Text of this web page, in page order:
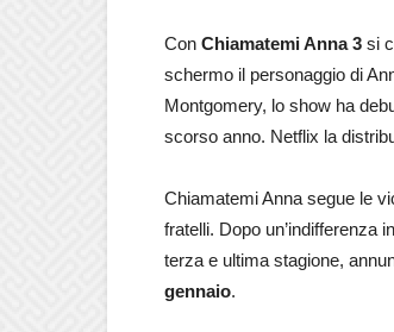
Con Chiamatemi Anna 3 si
schermo il personaggio di
Montgomery, lo show ha
scorso anno. Netflix la
Chiamatemi Anna segue le
fratelli. Dopo un’indifferenza
terza e ultima stagione,
gennaio.